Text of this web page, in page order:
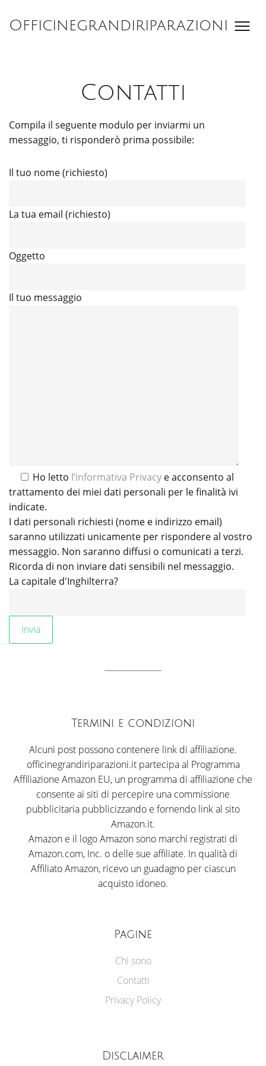
Officinegrandiriparazioni
Contatti
Compila il seguente modulo per inviarmi un
messaggio, ti risponderò prima possibile:
Il tuo nome (richiesto)
La tua email (richiesto)
Oggetto
Il tuo messaggio
Ho letto l’informativa Privacy e acconsento al
trattamento dei miei dati personali per le finalità ivi
indicate.
I dati personali richiesti (nome e indirizzo email)
saranno utilizzati unicamente per rispondere al vostro
messaggio. Non saranno diffusi o comunicati a terzi.
Ricorda di non inviare dati sensibili nel messaggio.
La capitale d'Inghilterra?
Termini e condizioni
Alcuni post possono contenere link di affiliazione.
officinegrandiriparazioni.it partecipa al Programma
Affiliazione Amazon EU, un programma di affiliazione che
consente ai siti di percepire una commissione
pubblicitaria pubblicizzando e fornendo link al sito
Amazon.it.
Amazon e il logo Amazon sono marchi registrati di
Amazon.com, Inc. o delle sue affiliate. In qualità di
Affiliato Amazon, ricevo un guadagno per ciascun
acquisto idoneo.
Pagine
Chi sono
Contatti
Privacy Policy
Disclaimer